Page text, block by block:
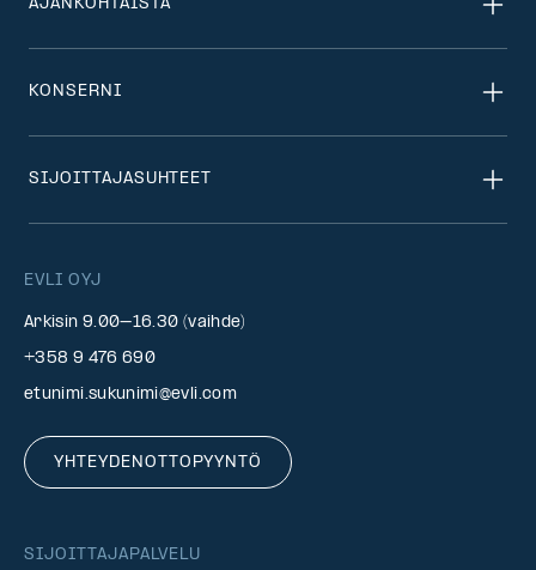
EVLI OYJ
Arkisin 9.00–16.30 (vaihde)
+358 9 476 690
etunimi.sukunimi@evli.com
YHTEYDENOTTOPYYNTÖ
SIJOITTAJAPALVELU
AJANKOHTAISTA
KONSERNI
SIJOITTAJASUHTEET